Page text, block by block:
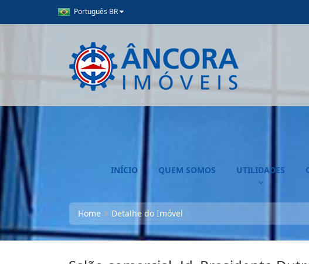
Português BR
INÍCIO QUEM SOMOS UTILIDADES
Home Detalhe do Imóvel